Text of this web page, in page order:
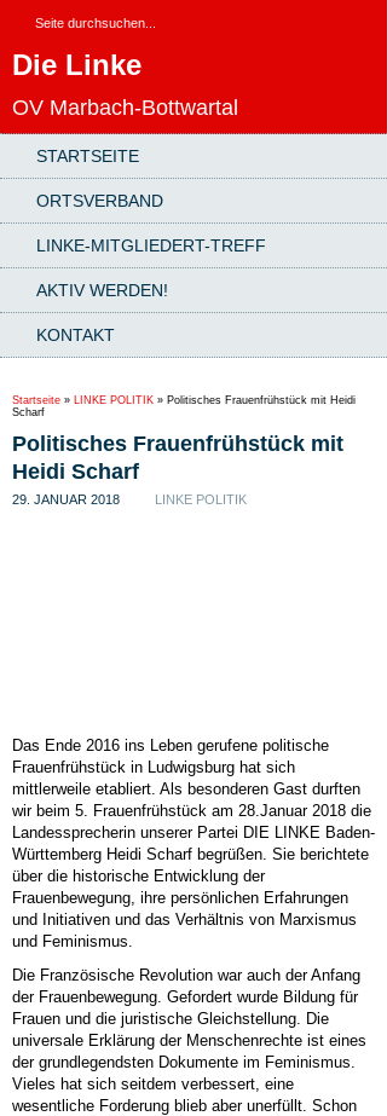
Die Linke
OV Marbach-Bottwartal
STARTSEITE
ORTSVERBAND
LINKE-MITGLIEDERT-TREFF
AKTIV WERDEN!
KONTAKT
Startseite » LINKE POLITIK » Politisches Frauenfrühstück mit Heidi
Scharf
Politisches Frauenfrühstück mit
Heidi Scharf
29. JANUAR 2018 LINKE POLITIK
Das Ende 2016 ins Leben gerufene politische
Frauenfrühstück in Ludwigsburg hat sich
mittlerweile etabliert. Als besonderen Gast durften
wir beim 5. Frauenfrühstück am 28.Januar 2018 die
Landessprecherin unserer Partei DIE LINKE Baden-
Württemberg Heidi Scharf begrüßen. Sie berichtete
über die historische Entwicklung der
Frauenbewegung, ihre persönlichen Erfahrungen
und Initiativen und das Verhältnis von Marxismus
und Feminismus.
Die Französische Revolution war auch der Anfang
der Frauenbewegung. Gefordert wurde Bildung für
Frauen und die juristische Gleichstellung. Die
universale Erklärung der Menschenrechte ist eines
der grundlegendsten Dokumente im Feminismus.
Vieles hat sich seitdem verbessert, eine
wesentliche Forderung blieb aber unerfüllt. Schon